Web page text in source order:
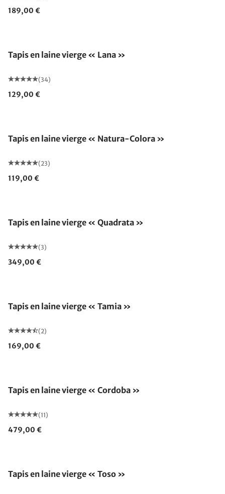
189,00 €
Tapis en laine vierge « Lana »
(34)
129,00 €
Tapis en laine vierge « Natura-Colora »
(23)
119,00 €
Tapis en laine vierge « Quadrata »
(3)
349,00 €
Tapis en laine vierge « Tamia »
(2)
169,00 €
Tapis en laine vierge « Cordoba »
(11)
479,00 €
Tapis en laine vierge « Toso »